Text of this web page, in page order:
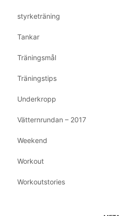
styrketräning
Tankar
Träningsmål
Träningstips
Underkropp
Vätternrundan – 2017
Weekend
Workout
Workoutstories